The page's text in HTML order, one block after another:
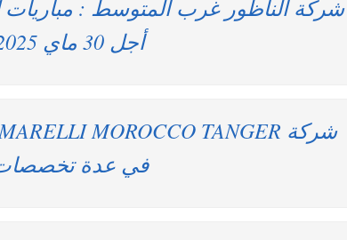
أجل 30 ماي 2025
في عدة